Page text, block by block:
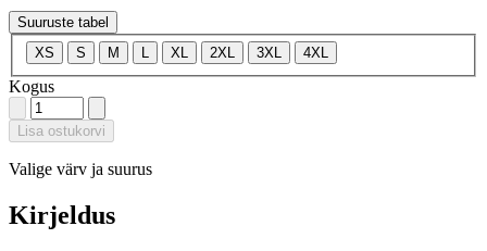
Suuruste tabel
XS
S M L XL 2XL 3XL 4XL
Kogus
Lisa ostukorvi
Valige värv ja suurus
Kirjeldus